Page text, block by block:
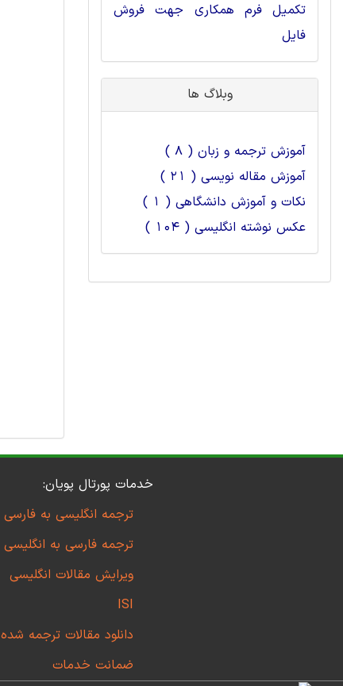
تکمیل فرم همکاری جهت فروش
فایل
وبلاگ ها
آموزش ترجمه و زبان ( 8 )
آموزش مقاله نویسی ( 21 )
نکات و آموزش دانشگاهی ( 1 )
عکس نوشته انگلیسی ( 104 )
خدمات پورتال پویان:
ترجمه انگلیسی به فارسی
ترجمه فارسی به انگلیسی
ویرایش مقالات انگلیسی
ISI
دانلود مقالات ترجمه شده
ضمانت خدمات